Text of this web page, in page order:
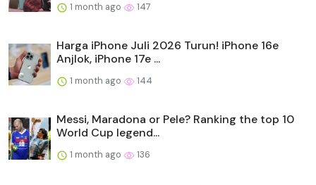
1 month ago 147
Harga iPhone Juli 2026 Turun! iPhone 16e
Anjlok, iPhone 17e ...
1 month ago 144
Messi, Maradona or Pele? Ranking the top 10
World Cup legend...
1 month ago 136